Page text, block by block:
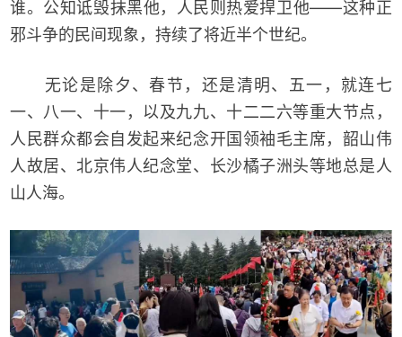
谁。公知诋毁抹黑他，人民则热爱捍卫他——这种正
邪斗争的民间现象，持续了将近半个世纪。
无论是除夕、春节，还是清明、五一，就连七
一、八一、十一，以及九九、十二二六等重大节点，
人民群众都会自发起来纪念开国领袖毛主席，韶山伟
人故居、北京伟人纪念堂、长沙橘子洲头等地总是人
山人海。